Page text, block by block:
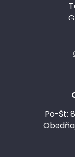
Po-Št: